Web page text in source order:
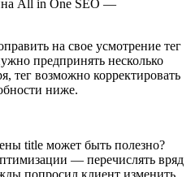
на свое усмотрение тег
предпринять несколько
тег возможно корректировать
ниже.
title может быть полезно?
— перечислять вряд
попросил клиент изменить